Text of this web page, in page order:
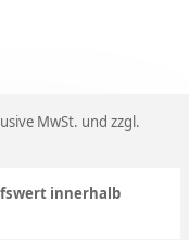
MwSt. und zzgl.
innerhalb